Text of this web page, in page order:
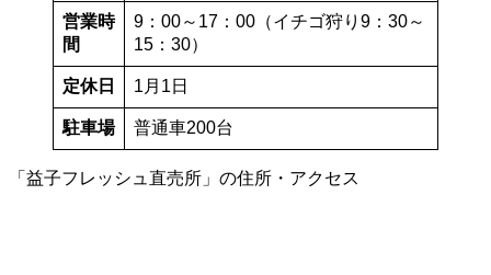
営業時
間
9：00～17：00（イチゴ狩り9：30～
15：30）
定休日 1月1日
駐車場 普通車200台
「益子フレッシュ直売所」の住所・アクセス